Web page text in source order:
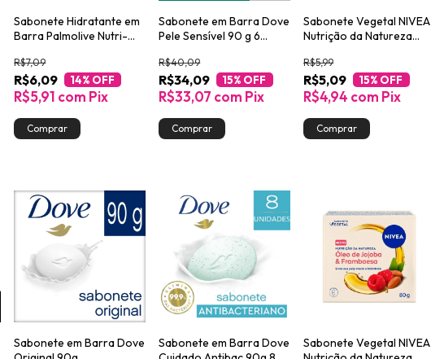
Sabonete Hidratante em
Barra Palmolive Nutri-
Prolongada 85g
R$6,09
R$7,09
14% OFF
R$5,91 com Pix
Sabonete em Barra Dove
Pele Sensível 90 g 6
R$34,09
R$40,09
15% OFF
R$33,07 com Pix
Sabonete Vegetal NIVEA
Nutrição da Natureza
80g
R$5,09
R$5,99
15% OFF
R$4,94 com Pix
Sabonete em Barra Dove
Sabonete em Barra Dove
Sabonete Vegetal NIVEA